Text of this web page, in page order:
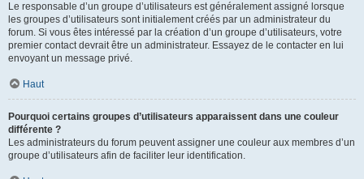
Le responsable d’un groupe d’utilisateurs est généralement assigné lorsque
les groupes d’utilisateurs sont initialement créés par un administrateur du
forum. Si vous êtes intéressé par la création d’un groupe d’utilisateurs, votre
premier contact devrait être un administrateur. Essayez de le contacter en lui
envoyant un message privé.
Haut
Pourquoi certains groupes d’utilisateurs apparaissent dans une couleur
différente ?
Les administrateurs du forum peuvent assigner une couleur aux membres d’un
groupe d’utilisateurs afin de faciliter leur identification.